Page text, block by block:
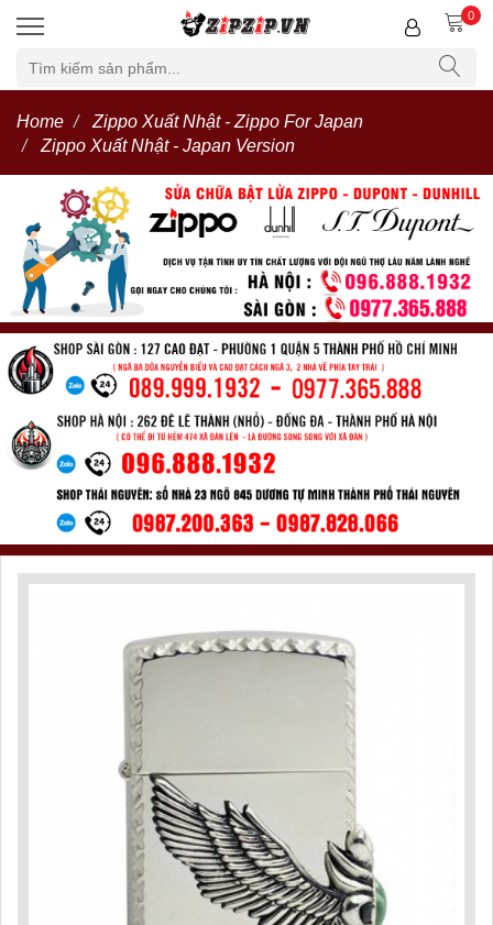
0
Home
Zippo Xuất Nhật - Zippo For Japan
Zippo Xuất Nhật - Japan Version